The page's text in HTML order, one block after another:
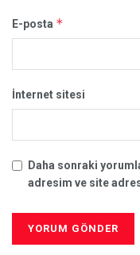
E-posta *
İnternet sitesi
Daha sonraki
adresim ve site